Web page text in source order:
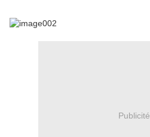
Publicité